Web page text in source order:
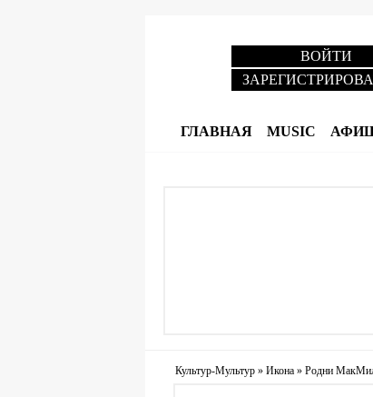
ВОЙТИ
ГЛАВНАЯ MUSIC
Культур-Мультур» Икона» Родни